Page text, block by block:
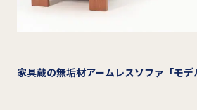
家具蔵の無垢材アームレスソファ「モ